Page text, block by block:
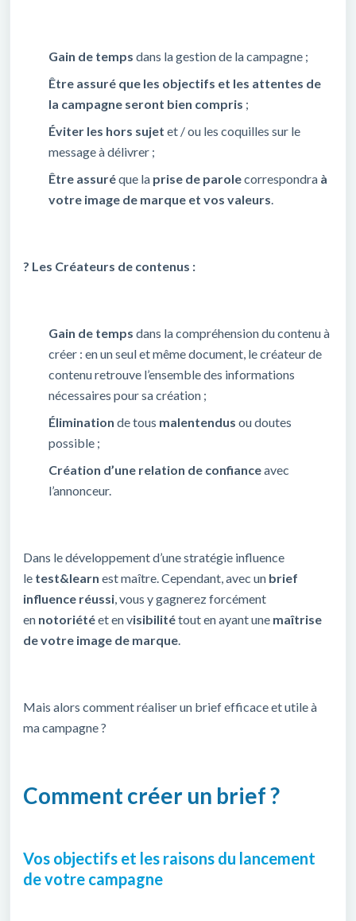
Gain de temps dans la gestion de la campagne ;
Être assuré que les objectifs et les attentes de
la campagne seront bien compris ;
Éviter les hors sujet et / ou les coquilles sur le
message à délivrer ;
Être assuréque la prise de parolecorrespondra à
votre image de marque et vos valeurs
? Les Créateurs de contenus :
Gain de temps dans la compréhension du contenu à
créer : en un seul et même document, le créateur de
contenu retrouve l’ensemble des informations
nécessaires pour sa création ;
Élimination de tous malentendus ou doutes
possible ;
Création d’une relation de confianceavec
l’annonceur.
Dans le développement d’une stratégie influence
le test&learn est maître. Cependant, avec un brief
influence réussi , vous y gagnerez forcément
en notoriétéet en visibilitétout en ayant une maîtrise
de votre image de marque
Mais alors comment réaliser un brief efficace et utile à
ma campagne ?
Comment créer un brief ?
Vos objectifs et les raisons du lancement
de votre campagne